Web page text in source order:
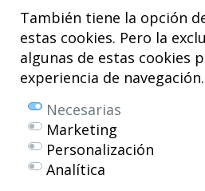
También tiene la opción
estas cookies. Pero la
algunas de estas cookies
experiencia de navegación.
Necesarias
Marketing
Personalización
Analítica
C/ Duque de Wellington, 33
01010 - Vitoria-Gasteiz
Tel. +34 945 252 077
pacientes@hospitalmiks.com
El Hospital MiKS es un centro innovador
de patologías del
sistema
pediátrica como adulta, que combina
investigación, formación y divulgación en